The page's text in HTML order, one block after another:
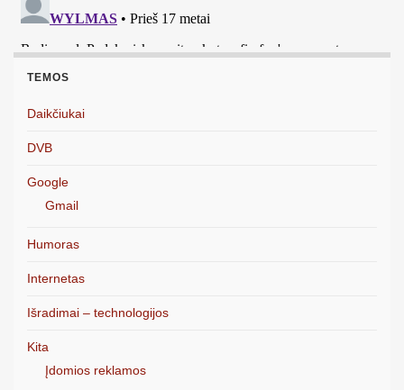
TEMOS
Daikčiukai
DVB
Google
Gmail
Humoras
Internetas
Išradimai – technologijos
Kita
Įdomios reklamos